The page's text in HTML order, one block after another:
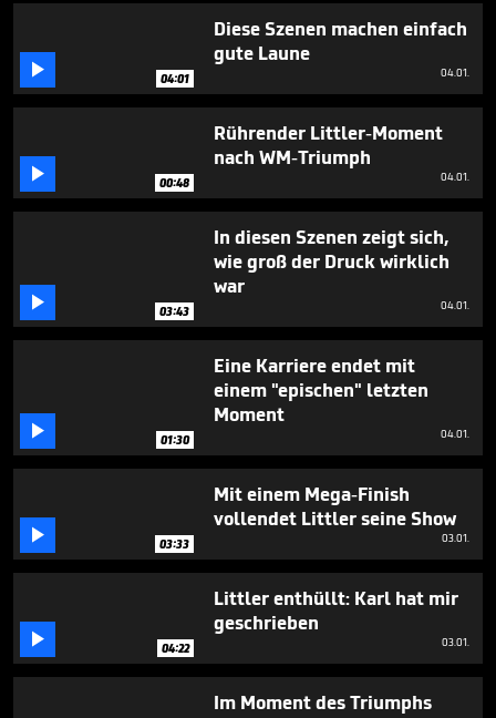
seconds
 04:01
Diese Szenen machen einfach
gute Laune
04.01.
 00:48
Rührender Littler-Moment
nach WM-Triumph
04.01.
 03:43
In diesen Szenen zeigt sich,
wie groß der Druck wirklich
war
04.01.
 01:30
Eine Karriere endet mit
einem "epischen" letzten
Moment
04.01.
 03:33
Mit einem Mega-Finish
vollendet Littler seine Show
03.01.
 04:22
Littler enthüllt: Karl hat mir
geschrieben
03.01.
Im Moment des Triumphs